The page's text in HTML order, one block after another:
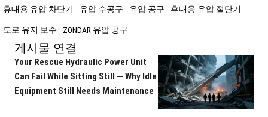
휴대용 유압 차단기 유압 수공구 유압 공구 휴대용 유압 절단기
도로 유지 보수 ZONDAR 유압 공구
게시물 연결
Your Rescue Hydraulic Power Unit
Can Fail While Sitting Still — Why Idle
Equipment Still Needs Maintenance